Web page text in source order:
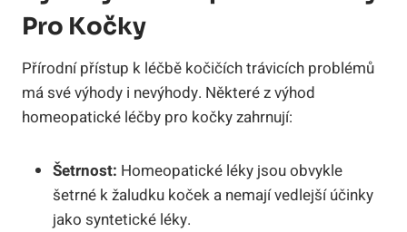
Pro ⁣kočky
Přírodní ‍přístup k léčbě kočičích trávicích⁢ problémů⁢
má ⁣své ⁤výhody i nevýhody. Některé z výhod
homeopatické léčby pro⁢ kočky zahrnují:
Šetrnost: Homeopatické​ léky ‍jsou⁤ obvykle
šetrné⁢ k žaludku‍ koček a‌ nemají vedlejší účinky
jako‍ syntetické léky.